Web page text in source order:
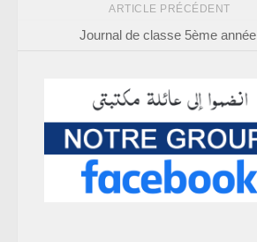
ARTICLE PRÉCÉDENT
Journal de classe 5ème année